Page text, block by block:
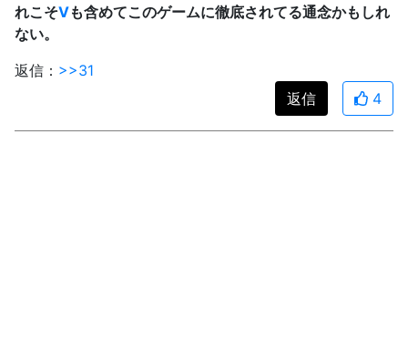
れこそVも含めてこのゲームに徹底されてる通念かもしれ
ない。
返信： >>31
返信
4